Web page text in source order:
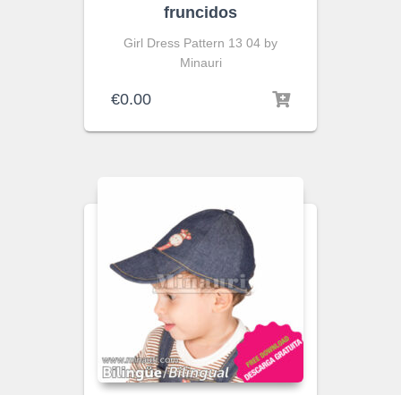
fruncidos
Girl Dress Pattern 13 04 by
Minauri
€0.00